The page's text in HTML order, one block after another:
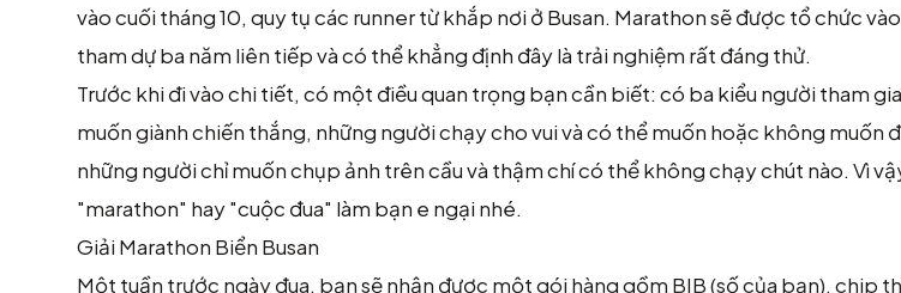
vào cuối tháng 10, quy tụ các runner từ khắp nơi ở Busan. Marathon sẽ được tổ chức
tham dự ba năm liên tiếp và có thể khẳng định đây là trải nghiệm rất đáng thử.
Trước khi đi vào chi tiết, có một điều quan trọng bạn cần biết: có ba kiểu người tham
muốn giành chiến thắng, những người chạy cho vui và có thể muốn hoặc không muốn
những người chỉ muốn chụp ảnh trên cầu và thậm chí có thể không chạy chút nào. Vì
"marathon" hay "cuộc đua" làm bạn e ngại nhé.
Giải Marathon Biển Busan
Một tuần trước ngày đua, bạn sẽ nhận được một gói hàng gồm BIB (số của bạn), chip